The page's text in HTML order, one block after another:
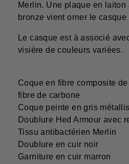
Merlin. Une plaque en
bronze vient orner le
Le casque est à associé
visière de couleurs variées.
Coque en fibre composite
fibre de carbone
Coque peinte en gris
Doublure Hed Armour avec
Tissu antibactérien Merlin
Doublure en cuir noir
Garniture en cuir marron